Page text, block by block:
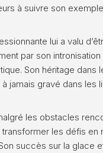
à suivre son
lui a valu
par son intronisation
Son héritage dans
jamais gravé dans les
les obstacles
transformer les défis en
succès sur la glace